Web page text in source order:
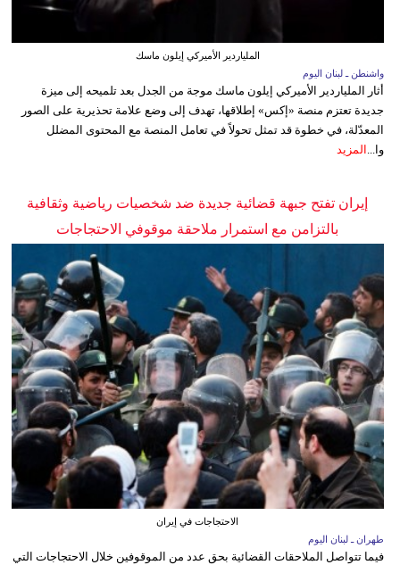
الملياردير الأميركي إيلون ماسك
واشنطن ـ لبنان اليوم
أثار الملياردير الأميركي إيلون ماسك موجة من الجدل بعد تلميحه إلى ميزة
جديدة تعتزم منصة «إكس» إطلاقها، تهدف إلى وضع علامة تحذيرية على الصور
المعدّلة، في خطوة قد تمثل تحولاً في تعامل المنصة مع المحتوى المضلل
وا... المزيد
إيران تفتح جبهة قضائية جديدة ضد شخصيات رياضية وثقافية
بالتزامن مع استمرار ملاحقة موقوفي الاحتجاجات
الاحتجاجات في إيران
طهران ـ لبنان اليوم
فيما تتواصل الملاحقات القضائية بحق عدد من الموقوفين خلال الاحتجاجات التي